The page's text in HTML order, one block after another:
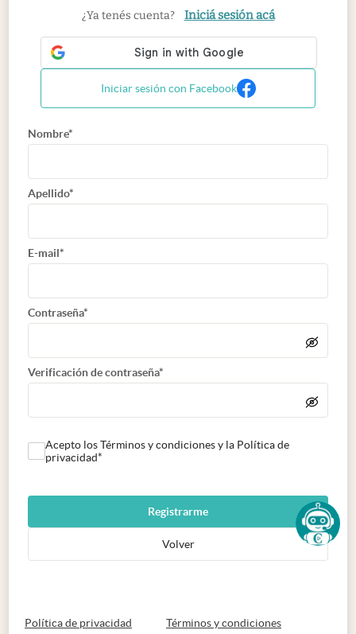
¿Ya tenés cuenta? Iniciá sesión acá
Iniciar sesión con Facebook
Nombre*
Apellido*
E-mail*
Contraseña*
Verificación de contraseña*
Acepto los Términos y condiciones y la Política de
privacidad*
Registrarme
Volver
Política de privacidad abre en nueva pestaña
Términos y condicionesabre en nueva